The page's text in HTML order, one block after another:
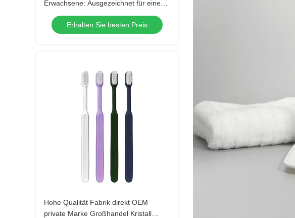
Erwachsene: Ausgezeichnet für eine
hervorragende Mundhygiene, perfekt
für den täglichen Gebrauch
Erhalten Sie besten Preis
Hohe Qualität Fabrik direkt OEM
private Marke Großhandel Kristall